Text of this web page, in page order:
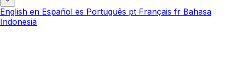
English en Español es Português pt Français fr Bahasa
Indonesia